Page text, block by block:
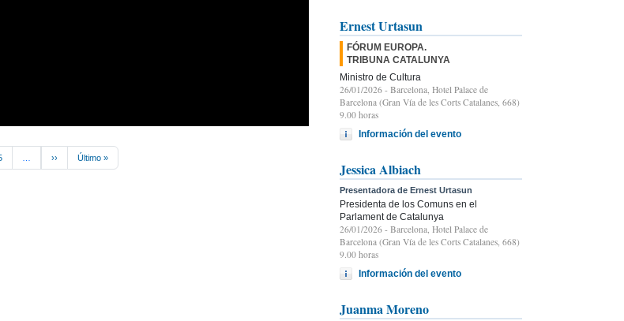
››Next page
Último »Last page
Ernest Urtasun
FÓRUM EUROPA.
TRIBUNA CATALUNYA
Ministro de Cultura
26/01/2026 - Barcelona, Hotel Palace de
Barcelona (Gran Vía de les Corts Catalanes, 668)
9.00 horas
Información del evento
Jessica Albiach
Presentadora de Ernest Urtasun
Presidenta de los Comuns en el
Parlament de Catalunya
26/01/2026 - Barcelona, Hotel Palace de
Barcelona (Gran Vía de les Corts Catalanes, 668)
9.00 horas
Información del evento
Juanma Moreno